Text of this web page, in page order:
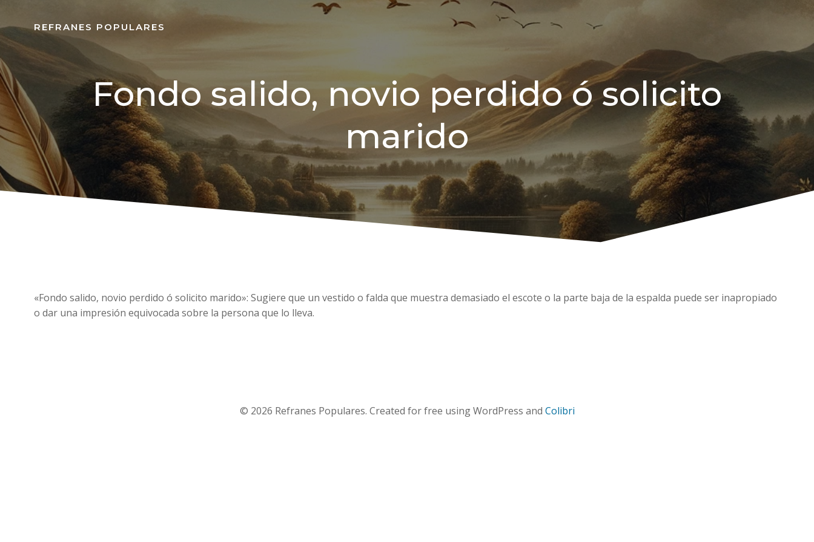
REFRANES POPULARES
Fondo salido, novio perdido ó solicito
marido
«Fondo salido, novio perdido ó solicito marido»: Sugiere que un vestido o falda que muestra demasiado el escote o la parte baja de la espalda puede ser inapropiado
o dar una impresión equivocada sobre la persona que lo lleva.
© 2026 Refranes Populares. Created for free using WordPress and Colibri